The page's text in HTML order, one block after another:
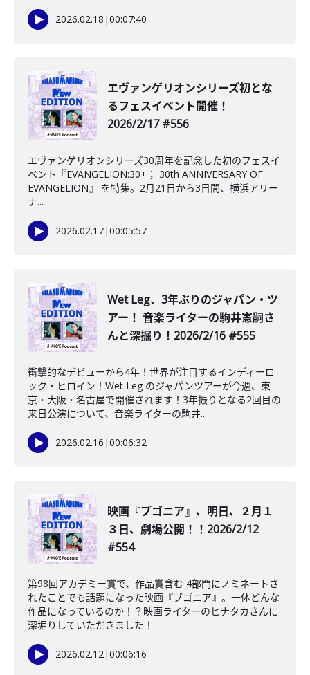
2026.02.18 |00:07:40
️エヴァンゲリオンシリーズ初とな
るフェスイベント開催！
2026/2/17 #556
エヴァンゲリオンシリーズ30周年を記念した初のフェスイ
ベント『EVANGELION:30+； 30th ANNIVERSARY OF
EVANGELION』 を特集。2月21日から3日間、横浜アリー
ナ...
2026.02.17|00:05:57
Wet Leg、3年ぶりのジャパン・ツ
アー！ 音楽ライターの駒井憲嗣さ
んと深掘り！2026/2/16 #555
衝撃的なデビューから4年！世界が注目するインディーロ
ック・ヒロイン！Wet Leg のジャパンツアーが今週、東
京・大阪・名古屋で開催されます！3年振りとなる2回目の
来日公演について、音楽ライターの駒井...
2026.02.16 |00:06:32
映画『ブゴニア』、明日、２月１
３日、劇場公開！！2026/2/12
#554
第98回アカデミー賞で、作品賞含む 4部門にノミネートさ
れたことでも話題になった映画『ブゴニア』。一体どんな
作品になっているのか！？映画ライターのヒナタカさんに
深堀りしていただきました！
2026.02.12|00:06:16